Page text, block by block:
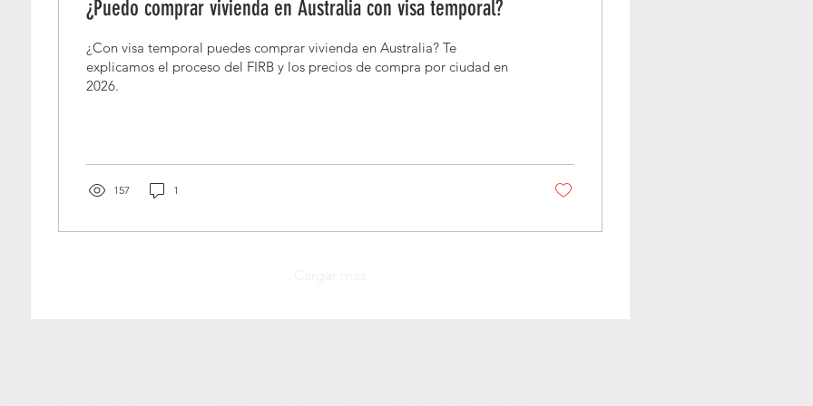
¿Puedo comprar vivienda en Australia con visa temporal?
¿Con visa temporal puedes comprar vivienda en Australia? Te
explicamos el proceso del FIRB y los precios de compra por ciudad en
2026.
157 1